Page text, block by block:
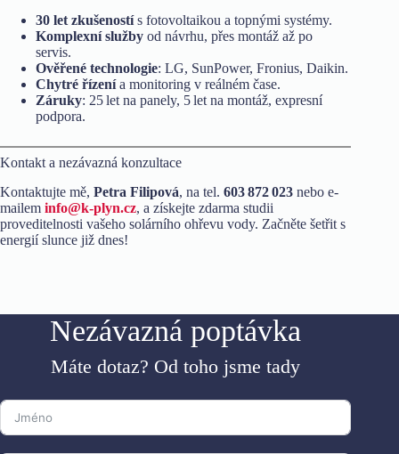
30 let zkušenostís fotovoltaikou a topnými systémy.
Komplexní služby od návrhu, přes montáž až po
servis.
Ověřené technologie: LG, SunPower, Fronius, Daikin.
Chytré řízenía monitoring v reálném čase.
Záruky: 25 let na panely, 5 let na montáž, expresní
podpora.
Kontakt a nezávazná konzultace
Kontaktujte mě, Petra Filipová, na tel. 603 872 023 nebo e-
mailem info@k-plyn.cz, a získejte zdarma studii
proveditelnosti vašeho solárního ohřevu vody. Začněte šetřit s
energií slunce již dnes!
Nezávazná poptávka
Máte dotaz? Od toho jsme tady